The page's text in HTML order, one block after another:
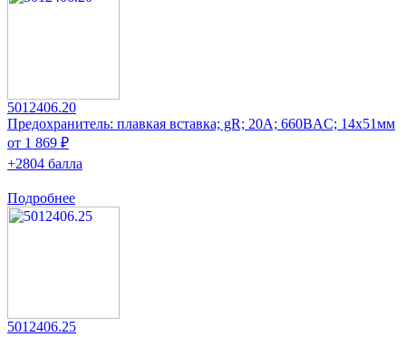
5012406.20
Предохранитель: плавкая вставка; gR; 20А; 660ВAC; 14x51мм
от 1 869 ₽
+2804 балла
Подробнее
5012406.25